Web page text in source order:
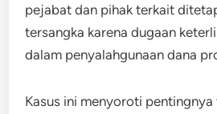
pejabat dan pihak terkait
tersangka karena dugaan
dalam penyalahgunaan dana
Kasus ini menyoroti pentingnya